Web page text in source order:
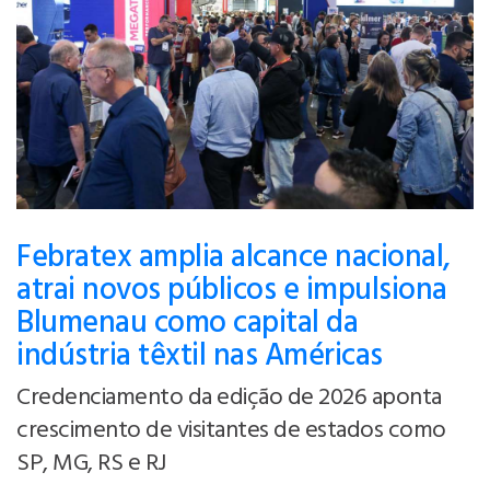
Febratex amplia alcance nacional,
atrai novos públicos e impulsiona
Blumenau como capital da
indústria têxtil nas Américas
Credenciamento da edição de 2026 aponta
crescimento de visitantes de estados como
SP, MG, RS e RJ